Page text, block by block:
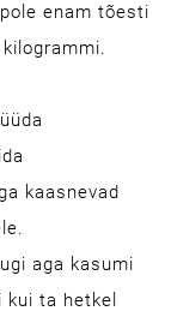
enam tõesti
kaasnevad
aga kasumi
ta hetkel